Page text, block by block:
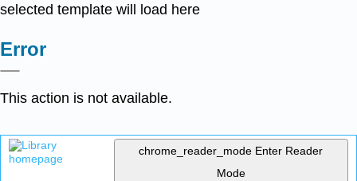
selected template will load here
Error
This action is not available.
chrome_reader_mode Enter Reader
Mode